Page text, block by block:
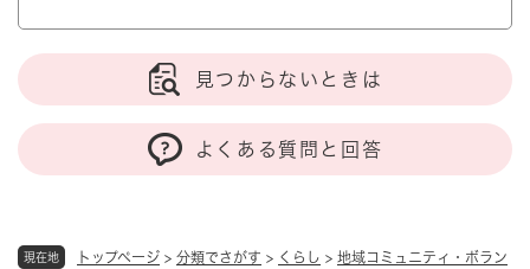
現在地 トップページ > 分類でさがす > くらし > 地域コミュニティ・ボラン
見つからないときは
よくある質問と回答